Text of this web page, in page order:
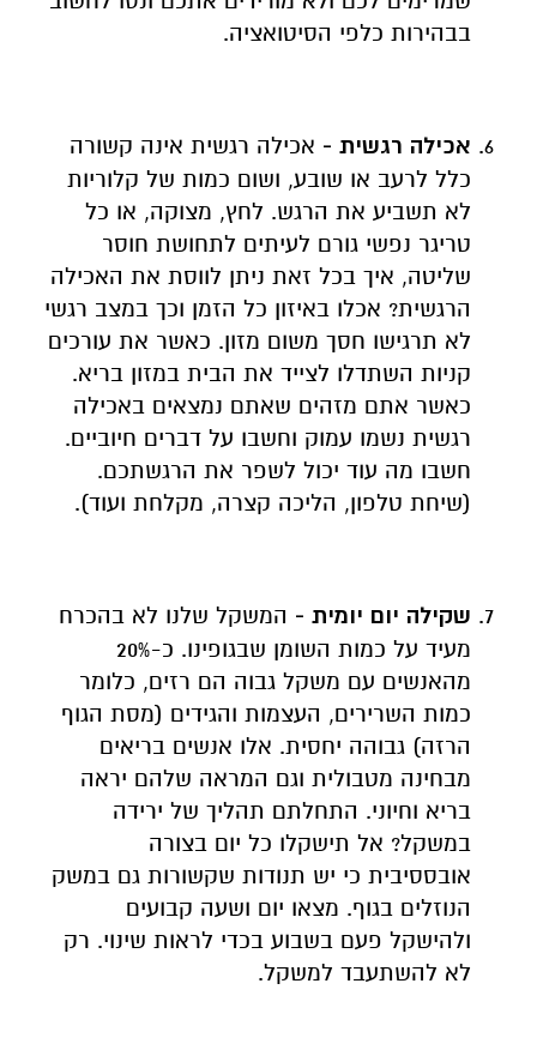
בבהירות כלפי הסיטואציה.
אכילה רגשית - אכילה רגשית אינה קשורה
כלל לרעב או שובע, ושום כמות של קלוריות
לא תשביע את הרגש. לחץ, מצוקה, או כל
טריגר נפשי גורם לעיתים לתחושת חוסר
שליטה, איך בכל זאת ניתן לווסת את האכילה
הרגשית? אכלו באיזון כל הזמן וכך במצב רגשי
לא תרגישו חסך משום מזון. כאשר את עורכים
קניות השתדלו לצייד את הבית במזון בריא.
כאשר אתם מזהים שאתם נמצאים באכילה
רגשית נשמו עמוק וחשבו על דברים חיוביים.
חשבו מה עוד יכול לשפר את הרגשתכם.
(שיחת טלפון, הליכה קצרה, מקלחת ועוד).
שקילה יום יומית - המשקל שלנו לא בהכרח
מעיד על כמות השומן שבגופינו. כ-20%
מהאנשים עם משקל גבוה הם רזים, כלומר
כמות השרירים, העצמות והגידים (מסת הגוף
הרזה) גבוהה יחסית. אלו אנשים בריאים
מבחינה מטבולית וגם המראה שלהם יראה
בריא וחיוני. התחלתם תהליך של ירידה
במשקל? אל תישקלו כל יום בצורה
אובססיבית כי יש תנודות שקשורות גם במשק
הנוזלים בגוף. מצאו יום ושעה קבועים
ולהישקל פעם בשבוע בכדי לראות שינוי. רק
לא להשתעבד למשקל.